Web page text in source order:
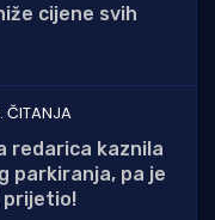
cijene svih
ČITANJA
redarica kaznila
parkiranja, pa je
prijetio!